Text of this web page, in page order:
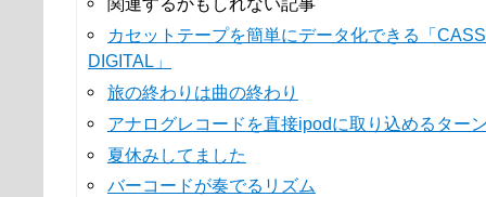
カセットテープを簡単にデータ化できる「
DIGITAL」
旅の終わりは曲の終わり
アナログレコードを直接ipodに取り込めるター
夏休みしてました
バーコードが奏でるリズム